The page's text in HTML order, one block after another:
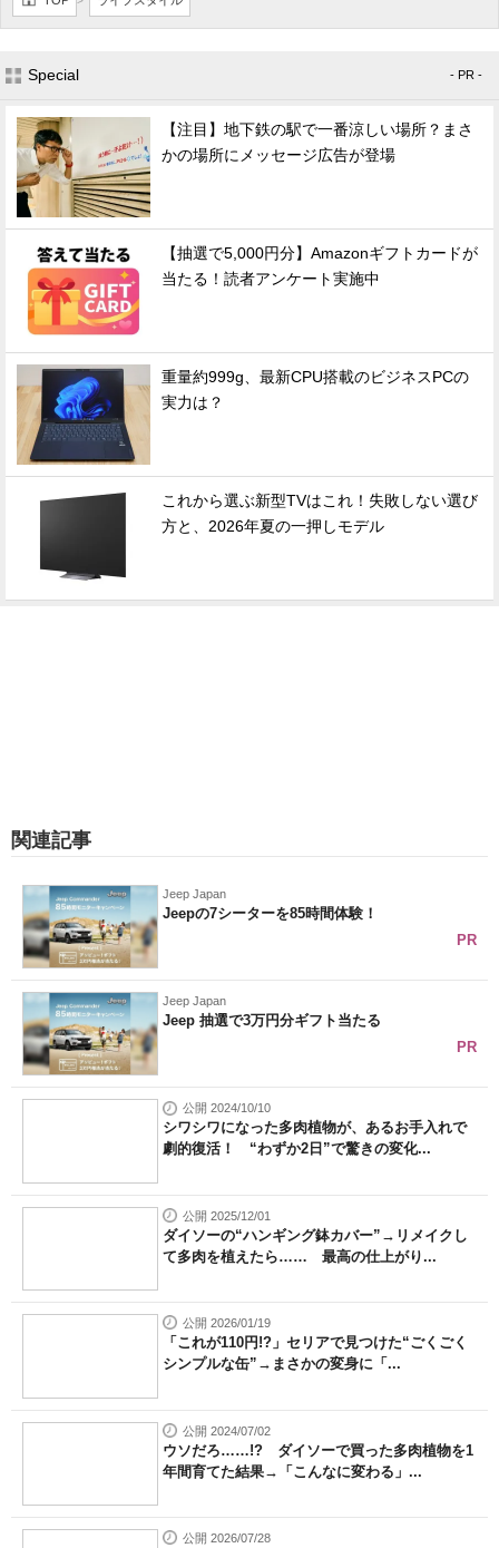
Special - PR -
【注目】地下鉄の駅で一番涼しい場所？まさ
かの場所にメッセージ広告が登場
【抽選で5,000円分】Amazonギフトカードが
当たる！読者アンケート実施中
重量約999g、最新CPU搭載のビジネスPCの
実力は？
これから選ぶ新型TVはこれ！失敗しない選び
方と、2026年夏の一押しモデル
関連記事
Jeep Japan
Jeepの7シーターを85時間体験！
PR
Jeep Japan
Jeep 抽選で3万円分ギフト当たる
PR
公開 2024/10/10
シワシワになった多肉植物が、あるお手入れで
劇的復活！ “わずか2日”で驚きの変化...
公開 2025/12/01
ダイソーの“ハンギング鉢カバー”→リメイクし
て多肉を植えたら…… 最高の仕上がり...
公開 2026/01/19
「これが110円!?」セリアで見つけた“ごくごく
シンプルな缶”→まさかの変身に「...
公開 2024/07/02
ウソだろ……!? ダイソーで買った多肉植物を1
年間育てた結果→「こんなに変わる」...
公開 2026/07/28